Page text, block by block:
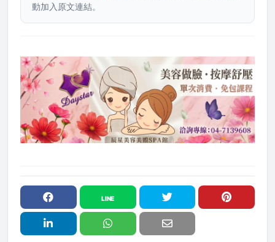
動加入原文連結。